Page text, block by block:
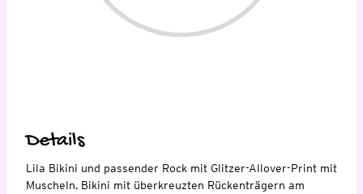
Details
Lila Bikini und passender Rock mit Glitzer-Allover-Print mit
Muscheln. Bikini mit überkreuzten Rückenträgern am